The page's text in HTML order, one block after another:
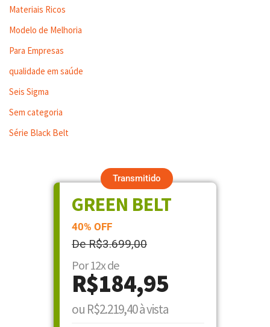
Materiais Ricos
Modelo de Melhoria
Para Empresas
qualidade em saúde
Seis Sigma
Sem categoria
Série Black Belt
Transmitido
GREEN BELT
40% OFF
De R$3.699,00
Por 12x de
R$184,95
ou R$2.219,40 à vista